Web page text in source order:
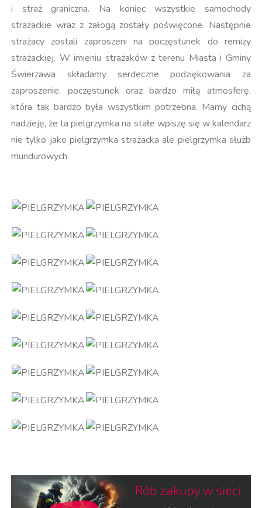
i straż graniczna. Na koniec wszystkie samochody
strażackie wraz z załogą zostały poświęcone. Następnie
strażacy zostali zaproszeni na poczęstunek do remizy
strażackiej. W imieniu strażaków z terenu Miasta i Gminy
Świerzawa składamy serdeczne podziękowania za
zaproszenie, poczęstunek oraz bardzo miłą atmosferę,
która tak bardzo była wszystkim potrzebna. Mamy cichą
nadzieję, że ta pielgrzymka na stałe wpiszę się w kalendarz
nie tylko jako pielgrzymka strażacka ale pielgrzymka służb
mundurowych.